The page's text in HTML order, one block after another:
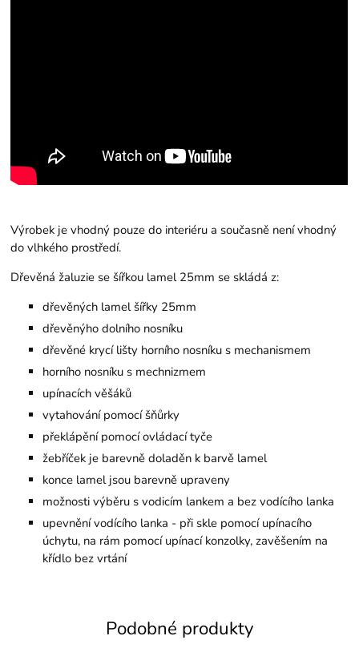
Výrobek je vhodný pouze do interiéru a současně není vhodný
do vlhkého prostředí.
Dřevěná žaluzie se šířkou lamel 25mm se skládá z:
dřevěných lamel šířky 25mm
dřevěnýho dolního nosníku
dřevěné krycí lišty horního nosníku s mechanismem
horního nosníku s mechnizmem
upínacích věšáků
vytahování pomocí šňůrky
překlápění pomocí ovládací tyče
žebříček je barevně doladěn k barvě lamel
konce lamel jsou barevně upraveny
možnosti výběru s vodicím lankem a bez vodícího lanka
upevnění vodícího lanka - při skle pomocí upínacího
úchytu, na rám pomocí upínací konzolky, zavěšením na
křídlo bez vrtání
Podobné produkty